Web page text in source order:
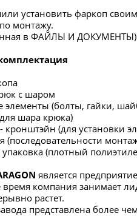
установить фаркоп
монтажу.
в ФАЙЛЫ И ДОКУМЕНТЫ)
с шаром
элементы (болты, гайки,
шара крюка)
(для установки
(последовательности
(плотный
является
время компания занимает
растет.
представлена более